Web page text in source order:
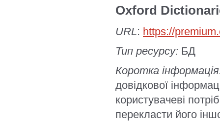
Oxford
URL: https://
Тип ресурсу: БД
Коротка
довідкової
користувачеві
перекласти його